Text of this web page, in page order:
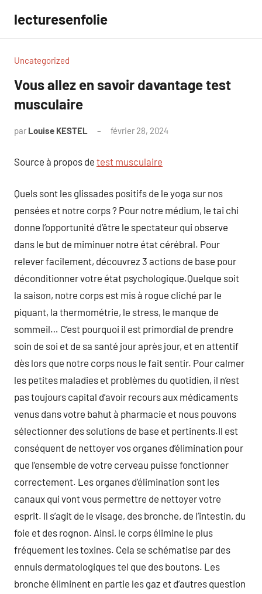
contenu
lecturesenfolie
Uncategorized
Vous allez en savoir davantage test
musculaire
par Louise KESTEL février 28, 2024
Source à propos de test musculaire
Quels sont les glissades positifs de le yoga sur nos
pensées et notre corps ? Pour notre médium, le tai chi
donne l’opportunité d’être le spectateur qui observe
dans le but de miminuer notre état cérébral. Pour
relever facilement, découvrez 3 actions de base pour
déconditionner votre état psychologique.Quelque soit
la saison, notre corps est mis à rogue cliché par le
piquant, la thermométrie, le stress, le manque de
sommeil… C’est pourquoi il est primordial de prendre
soin de soi et de sa santé jour après jour, et en attentif
dès lors que notre corps nous le fait sentir. Pour calmer
les petites maladies et problèmes du quotidien, il n’est
pas toujours capital d’avoir recours aux médicaments
venus dans votre bahut à pharmacie et nous pouvons
sélectionner des solutions de base et pertinents.Il est
conséquent de nettoyer vos organes d’élimination pour
que l’ensemble de votre cerveau puisse fonctionner
correctement. Les organes d’élimination sont les
canaux qui vont vous permettre de nettoyer votre
esprit. Il s’agit de le visage, des bronche, de l’intestin, du
foie et des rognon. Ainsi, le corps élimine le plus
fréquement les toxines. Cela se schématise par des
ennuis dermatologiques tel que des boutons. Les
bronche éliminent en partie les gaz et d’autres question